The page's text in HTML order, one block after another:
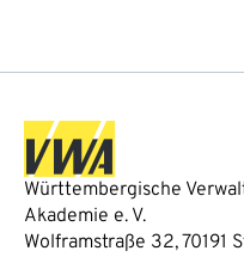
Württembergische
Akademie e. V.
Wolframstraße 32, 70191